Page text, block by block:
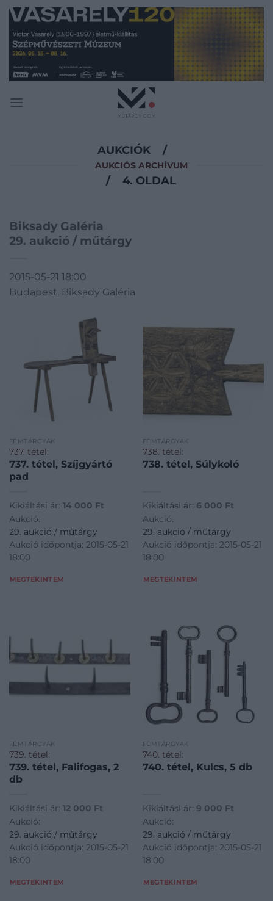
Skip
content
AUKCIÓK /
AUKCIÓS ARCHÍVUM
/ 4. OLDAL
Biksady Galéria
29. aukció / műtárgy
2015-05-21 18:00
Budapest, Biksady Galéria
FÉMTÁRGYAK
737. tétel:
737. tétel, Szíjgyártó
pad
Kikiáltási ár: 14 000 Ft
Aukció:
29. aukció / műtárgy
Aukció időpontja: 2015-05-21
18:00
MEGTEKINTEM
FÉMTÁRGYAK
738. tétel:
738. tétel, Súlykoló
Kikiáltási ár: 6 000 Ft
Aukció:
29. aukció / műtárgy
Aukció időpontja: 2015-05-21
18:00
MEGTEKINTEM
FÉMTÁRGYAK
739. tétel:
739. tétel, Falifogas, 2
db
Kikiáltási ár: 12 000 Ft
Aukció:
29. aukció / műtárgy
Aukció időpontja: 2015-05-21
18:00
MEGTEKINTEM
FÉMTÁRGYAK
740. tétel:
740. tétel, Kulcs, 5 db
Kikiáltási ár: 9 000 Ft
Aukció:
29. aukció / műtárgy
Aukció időpontja: 2015-05-21
18:00
MEGTEKINTEM